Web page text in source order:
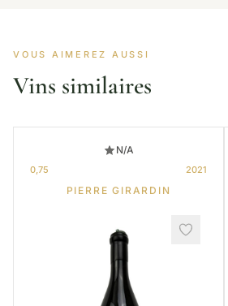
VOUS AIMEREZ AUSSI
Vins similaires
N/A
0,75 2021
PIERRE GIRARDIN